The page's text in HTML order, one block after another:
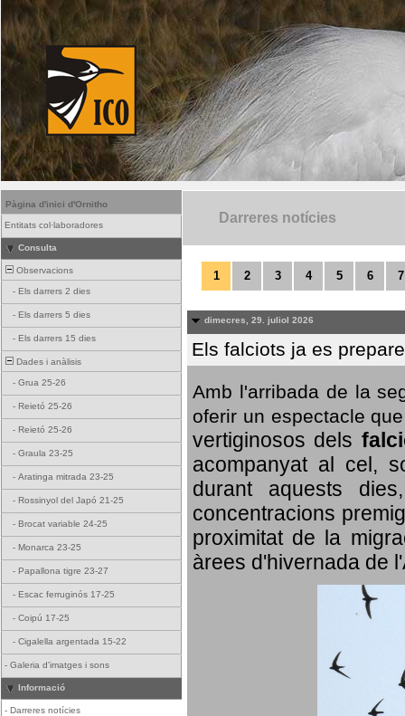
Pàgina d'inici d'Ornitho
Entitats col·laboradores
Consulta
Observacions
- Els darrers 2 dies
- Els darrers 5 dies
- Els darrers 15 dies
Dades i anàlisis
- Grua 25-26
- Reietó 25-26
- Reietó 25-26
- Graula 23-25
- Aratinga mitrada 23-25
- Rossinyol del Japó 21-25
- Brocat variable 24-25
- Monarca 23-25
- Papallona tigre 23-27
- Escac ferruginós 17-25
- Coipú 17-25
- Cigalella argentada 15-22
- Galeria d'imatges i sons
Informació
- Darreres notícies
Darreres notícies
1 2 3 4 5 6 7
dimecres, 29. juliol 2026
Els falciots ja es
Amb l'arribada de la
oferir un espectacle
vertiginosos dels
acompanyat al cel,
durant aquests
concentracions
proximitat de la
àrees d'hivernada de